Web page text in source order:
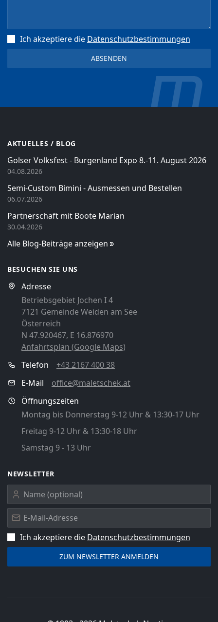
Ich akzeptiere die Datenschutz­bestimmungen
AKTUELLES / BLOG
Golser Volksfest - Burgenland Expo 8.-11. August 2026
04.08.2026
Semi-Custom Bimini - Ausmessen und Bestellen
06.07.2026
Partnerschaft mit Boote Marian
30.04.2026
Alle Blog-Beiträge anzeigen
BESUCHEN SIE UNS
Adresse
Betriebsgebiet Jochen I 4
7121 Gemeinde Weiden am See
Österreich
N 47.920467, E 16.876970
Anfahrtsplan (Google Maps)
Telefon
+43 2167 400 38
E-Mail
office@maletschek.at
Öffnungszeiten
Montag bis Donnerstag 9-12 Uhr & 13:30-17 Uhr
Freitag 9-12 Uhr & 13:30-18 Uhr
Samstag 9 - 13 Uhr
NEWSLETTER
Ich akzeptiere die Datenschutz­bestimmungen